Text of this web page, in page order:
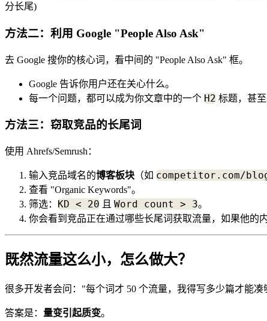
分长尾)
方法二：利用 Google "People Also Ask"
去 Google 搜你的核心词，看中间的 "People Also Ask" 框。
Google 告诉你用户还在关心什么。
每一个问题，都可以成为你文章中的一个 H2 标题，甚
方法三：窃取竞品的长尾词
使用 Ahrefs/Semrush：
输入竞品域名的博客板块 （如 competitor.com/
查看 "Organic Keywords"。
筛选： KD < 20 且 Word count > 3。
你会看到竞品正在通过哪些长尾词获取流量，如果他的
既然流量这么小，怎么做大？
很多开发者会问："每个词才 50 个流量，我得写多少篇才能凑
答案是： 量变引起质变。